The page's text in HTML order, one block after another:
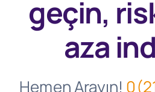
geçin,
aza
Hemen Arayın!